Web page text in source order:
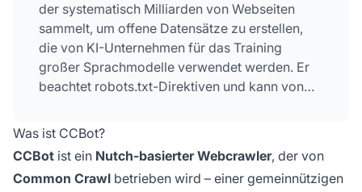
der systematisch Milliarden von Webseiten
sammelt, um offene Datensätze zu erstellen,
die von KI-Unternehmen für das Training
großer Sprachmodelle verwendet werden. Er
beachtet robots.txt-Direktiven und kann von
Sorgen um KI-Training und Datennutzung
Was ist CCBot?
CCBot ist ein Nutch-basierter Webcrawler, der von
Common Crawl betrieben wird – einer gemeinnützigen